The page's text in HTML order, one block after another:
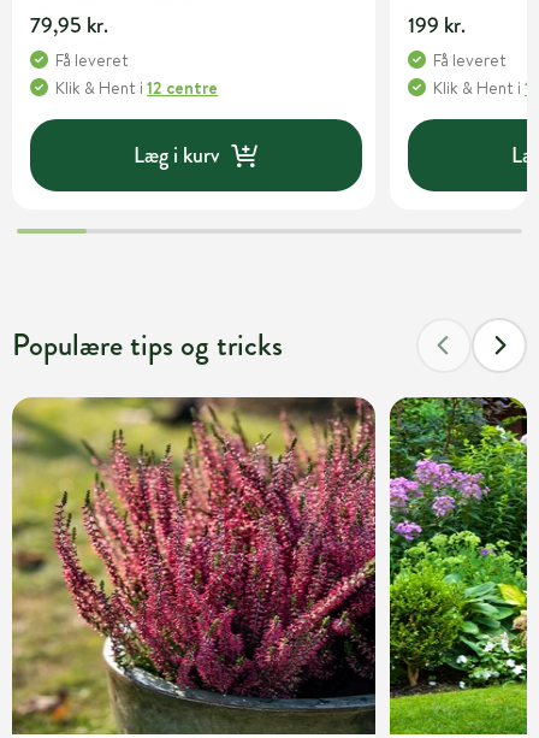
79,95 kr.
Få leveret
Klik & Hent i 12 centre
Læg i kurv
199 kr.
Få leveret
Klik & Hent i
Populære tips og tricks